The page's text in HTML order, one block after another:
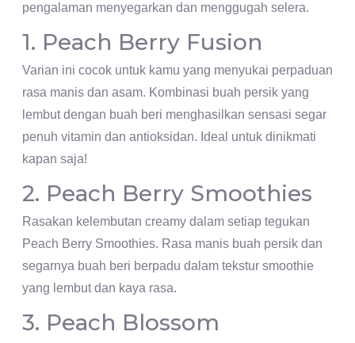
pengalaman menyegarkan dan menggugah selera.
1. Peach Berry Fusion
Varian ini cocok untuk kamu yang menyukai perpaduan
rasa manis dan asam. Kombinasi buah persik yang
lembut dengan buah beri menghasilkan sensasi segar
penuh vitamin dan antioksidan. Ideal untuk dinikmati
kapan saja!
2. Peach Berry Smoothies
Rasakan kelembutan creamy dalam setiap tegukan
Peach Berry Smoothies. Rasa manis buah persik dan
segarnya buah beri berpadu dalam tekstur smoothie
yang lembut dan kaya rasa.
3. Peach Blossom